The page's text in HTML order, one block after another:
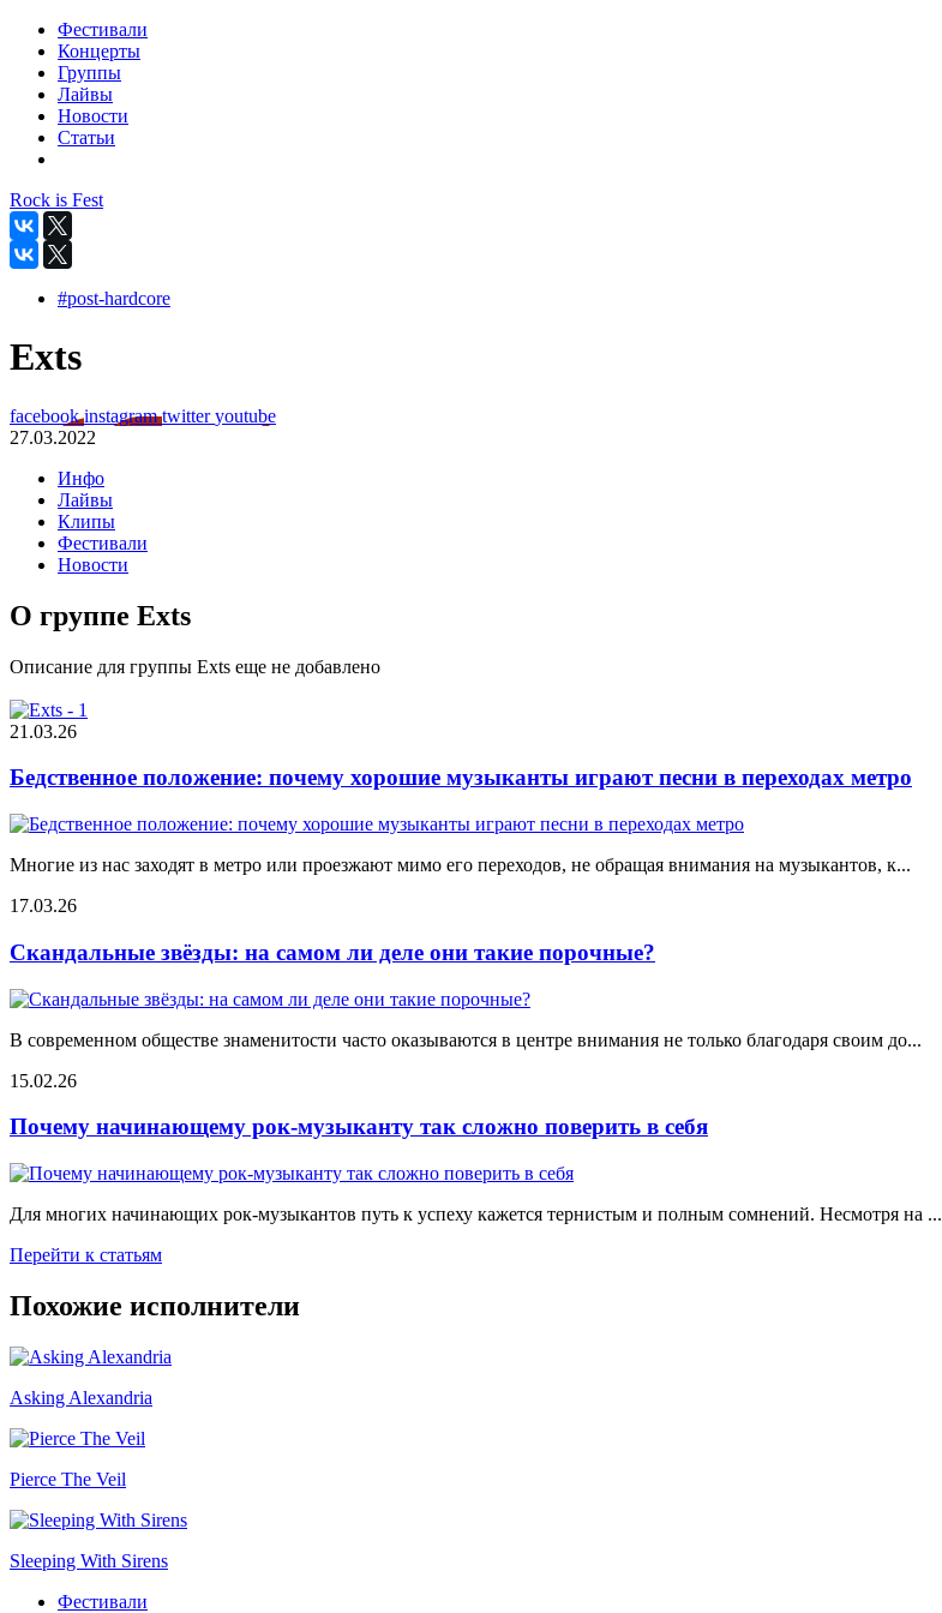
Фестивали
Концерты
Группы
Лайвы
Новости
Статьи
Rock is Fest
#post-hardcore
Exts
facebookinstagramtwitteryoutube
27.03.2022
Инфо
Лайвы
Клипы
Фестивали
Новости
О группе Exts
Описание для группы Exts еще не добавлено
21.03.26
Бедственное положение: почему хорошие музыканты играют песни в переходах метро
Многие из нас заходят в метро или проезжают мимо его переходов, не обращая внимания на музыкантов, к...
17.03.26
Скандальные звёзды: на самом ли деле они такие порочные?
В современном обществе знаменитости часто оказываются в центре внимания не только благодаря своим до...
15.02.26
Почему начинающему рок-музыканту так сложно поверить в себя
Для многих начинающих рок-музыкантов путь к успеху кажется тернистым и полным сомнений. Несмотря на ...
Перейти к статьям
Похожие исполнители
Asking Alexandria
Pierce The Veil
Sleeping With Sirens
Фестивали